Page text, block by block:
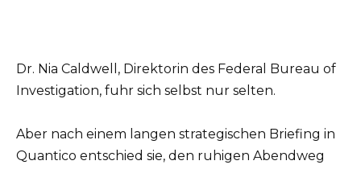
Dr. Nia Caldwell, Direktorin des Federal Bureau of
Investigation, fuhr sich selbst nur selten.
Aber nach einem langen strategischen Briefing in
Quantico entschied sie, den ruhigen Abendweg